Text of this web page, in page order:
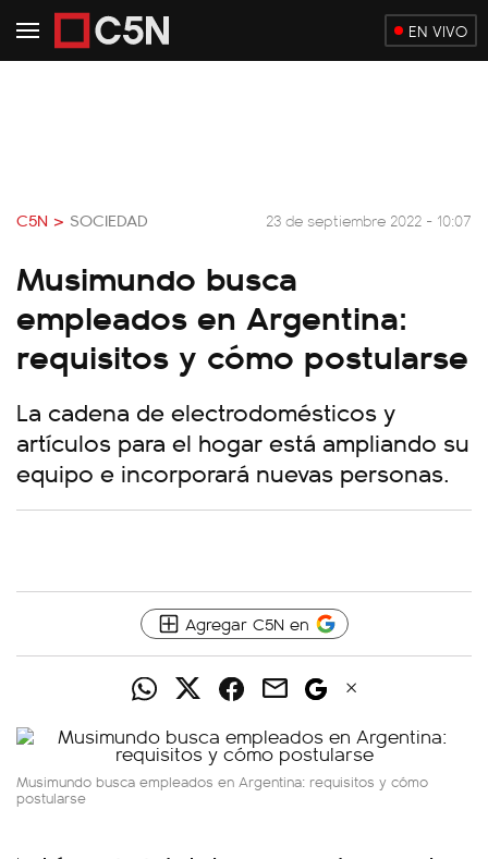
EN VIVO
C5N > SOCIEDAD 23 de septiembre 2022 - 10:07
Musimundo busca
empleados en Argentina:
requisitos y cómo postularse
La cadena de electrodomésticos y
artículos para el hogar está ampliando su
equipo e incorporará nuevas personas.
Agregar C5N en
Musimundo busca empleados en Argentina: requisitos y cómo
postularse